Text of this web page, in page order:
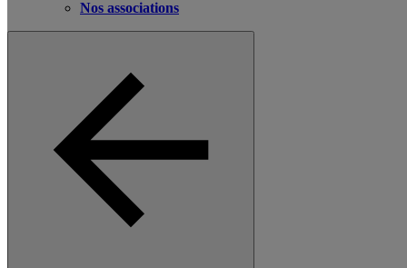
Nos associations